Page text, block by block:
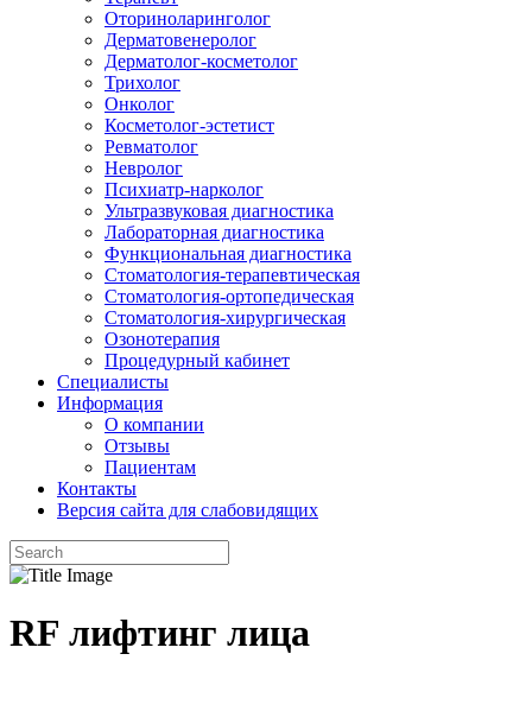
Оториноларинголог
Дерматовенеролог
Дерматолог-косметолог
Трихолог
Онколог
Косметолог-эстетист
Ревматолог
Невролог
Психиатр-нарколог
Ультразвуковая диагностика
Лабораторная диагностика
Функциональная диагностика
Стоматология-терапевтическая
Стоматология-ортопедическая
Стоматология-хирургическая
Озонотерапия
Процедурный кабинет
Специалисты
Информация
О компании
Отзывы
Пациентам
Контакты
Версия сайта для слабовидящих
RF лифтинг лица